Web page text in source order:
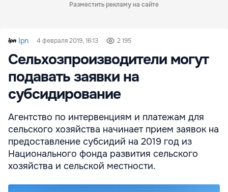
Разместить рекламу на сайте
Ipn 4 февраля 2019, 16:13 2 195
Сельхозпроизводители могут
подавать заявки на
субсидирование
Агентство по интервенциям и платежам для
сельского хозяйства начинает прием заявок на
предоставление субсидий на 2019 год из
Национального фонда развития сельского
хозяйства и сельской местности.